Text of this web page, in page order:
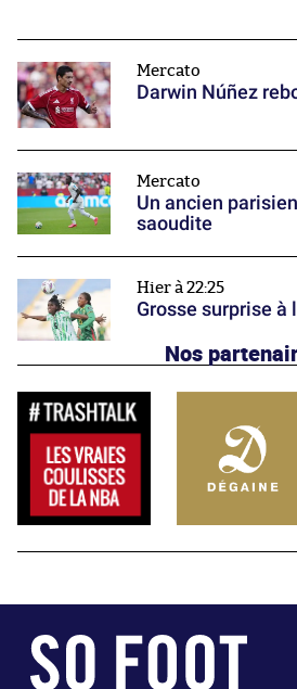
Mercato
Darwin Núñez
Mercato
Un ancien
saoudite
Hier à 22:25
Grosse surprise à
Nos